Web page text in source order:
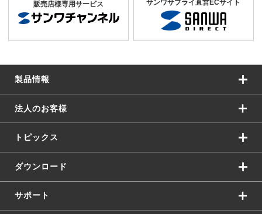
販売店様専用サービス サンワサプライ直営ECサイト
製品情報
法人のお客様
トピックス
ダウンロード
サポート